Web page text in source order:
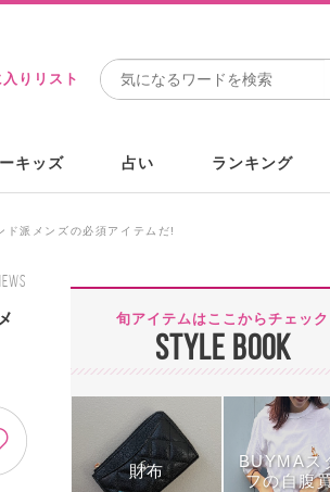
りリスト
キッズ 占い ランキング
ド派メンズの必須アイテムだ!
旬アイテムはここからチェック
STYLE BOOK
財布
BUYMAス
フの自腹